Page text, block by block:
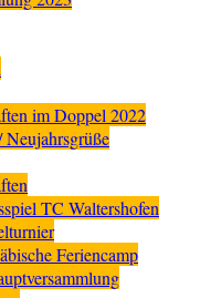
im Doppel 2022
Neujahrsgrüße
TC Waltershofen
Feriencamp